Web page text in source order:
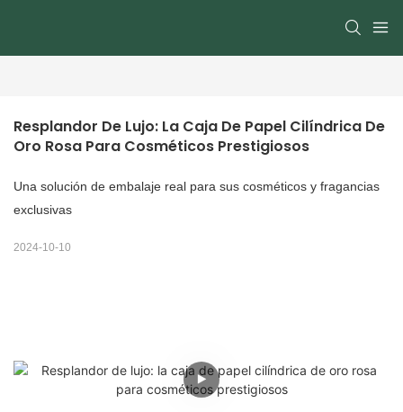
Resplandor De Lujo: La Caja De Papel Cilíndrica De
Oro Rosa Para Cosméticos Prestigiosos
Una solución de embalaje real para sus cosméticos y fragancias
exclusivas
2024-10-10